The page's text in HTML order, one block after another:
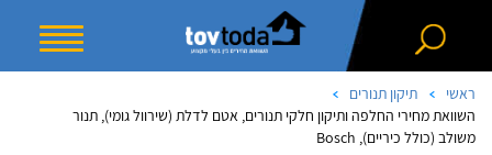
ראשי
תיקון תנורים
השוואת מחירי החלפה ותיקון חלקי תנורים, אטם לדלת (שירוול גומי), תנור
משולב (כולל כיריים), Bosch